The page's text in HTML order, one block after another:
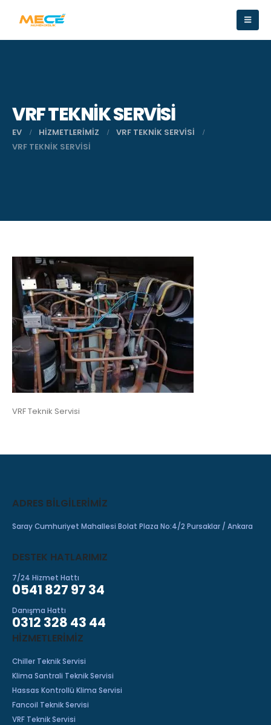
VRF TEKNIK SERVISI
EV HIZMETLERIMIZ
VRF TEKNIK SERVISI
VRF TEKNIK SERVISI
VRF Teknik Servisi
ADRES BILGILERIMIZ
Saray Cumhuriyet Mahallesi Bolat Plaza No:4/2 Pursaklar / Ankara
DESTEK HATLARIMIZ
7/24 Hizmet Hattı
0541 827 97 34
Danışma Hattı
0312 328 43 44
HIZMETLERIMIZ
Chiller Teknik Servisi
Klima Santrali Teknik Servisi
Hassas Kontrollü Klima Servisi
Fancoil Teknik Servisi
VRF Teknik Servisi